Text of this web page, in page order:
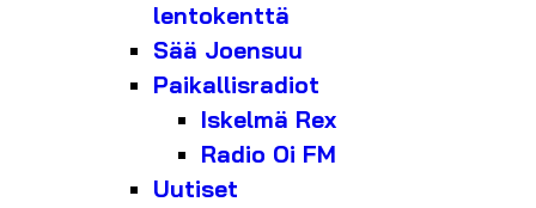
lentokenttä
Sää Joensuu
Paikallisradiot
Iskelmä Rex
Radio Oi FM
Uutiset